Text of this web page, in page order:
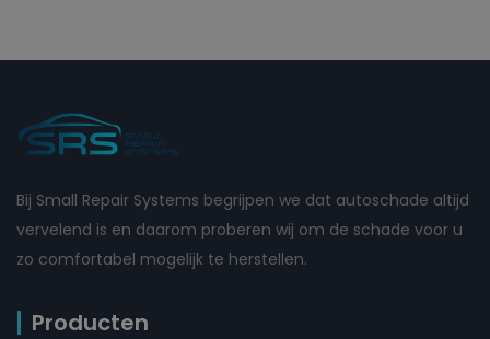
Bij Small Repair Systems begrijpen we dat autoschade altijd
vervelend is en daarom proberen wij om de schade voor u
zo comfortabel mogelijk te herstellen.
Producten